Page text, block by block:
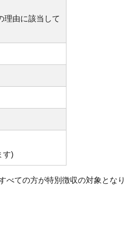
理由に該当して
す)
べての方が特別徴収の対象となり